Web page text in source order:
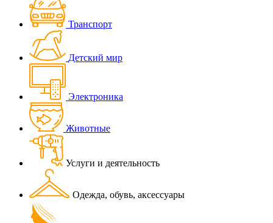
Транспорт
Детский мир
Электроника
Животные
Услуги и деятельность
Одежда, обувь, аксессуары